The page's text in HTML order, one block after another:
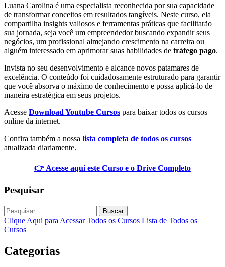
Luana Carolina é uma especialista reconhecida por sua capacidade
de transformar conceitos em resultados tangíveis. Neste curso, ela
compartilha insights valiosos e ferramentas práticas que facilitarão
sua jornada, seja você um empreendedor buscando expandir seus
negócios, um profissional almejando crescimento na carreira ou
alguém interessado em aprimorar suas habilidades de tráfego pago.
Invista no seu desenvolvimento e alcance novos patamares de
excelência. O conteúdo foi cuidadosamente estruturado para garantir
que você absorva o máximo de conhecimento e possa aplicá-lo de
maneira estratégica em seus projetos.
Acesse Download Youtube Cursos para baixar todos os cursos
online da internet.
Confira também a nossa lista completa de todos os cursos
atualizada diariamente.
👉 Acesse aqui este Curso e o Drive Completo
Pesquisar
Buscar
Clique Aqui para Acessar Todos os Cursos Lista de Todos os
Cursos
Categorias